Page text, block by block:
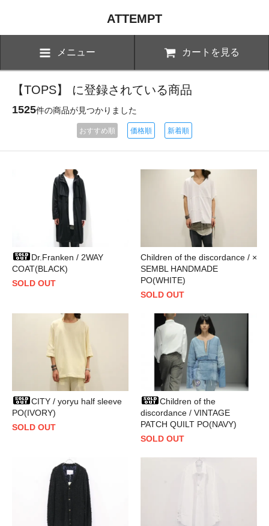
ATTEMPT
メニュー カートを見る
【TOPS】 に登録されている商品
1525件の商品が見つかりました
おすすめ順 価格順 新着順
Dr.Franken / 2WAY
COAT(BLACK)
SOLD OUT
Children of the discordance / ×
SEMBL HANDMADE
PO(WHITE)
SOLD OUT
CITY / yoryu half sleeve
PO(IVORY)
SOLD OUT
Children of the
discordance / VINTAGE
PATCH QUILT PO(NAVY)
SOLD OUT